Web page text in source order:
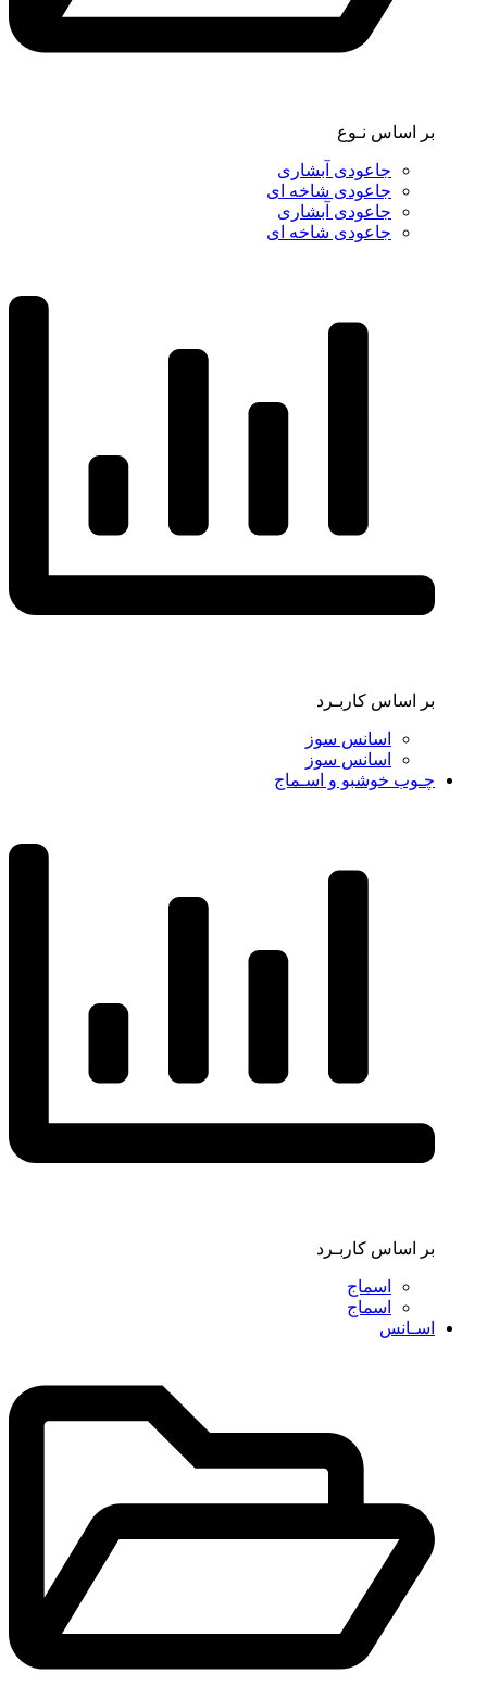
بر اساس نـوع
جاعودی آبشاری
جاعودی شاخه ای
جاعودی آبشاری
جاعودی شاخه ای
بر اساس کاربـرد
اسانس سوز
اسانس سوز
چـوب خوشبو و اسـماج
بر اساس کاربـرد
اسماج
اسماج
اسـانس